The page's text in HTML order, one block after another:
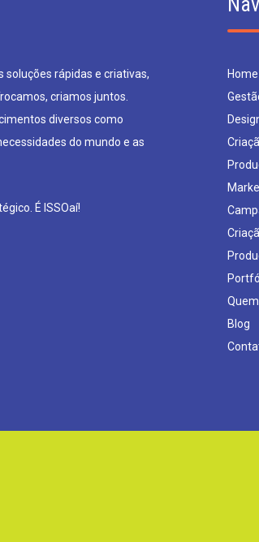
rápidas e criativas,
criamos juntos.
diversos como
do mundo e as
É ISSOaí!
Home
Blog